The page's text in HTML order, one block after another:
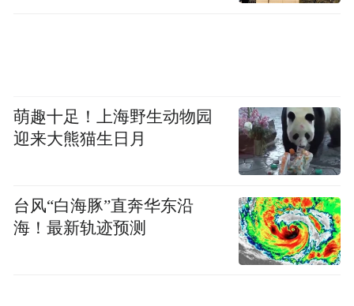
萌趣十足！上海野生动物园
迎来大熊猫生日月
台风“白海豚”直奔华东沿
海！最新轨迹预测